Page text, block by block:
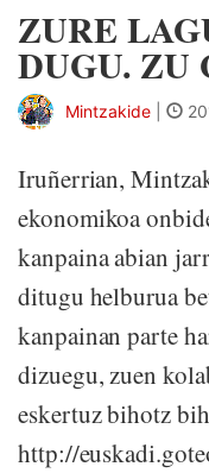
ZURE
DUGU. ZU
Mintzakide
Iruñerrian,
ekonomikoa
kanpaina abian
ditugu helburua
kanpainan parte
dizuegu, zuen
eskertuz bihotz
http://